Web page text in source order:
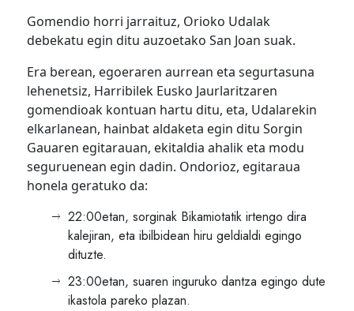
Gomendio horri jarraituz, Orioko Udalak
debekatu egin ditu auzoetako San Joan suak.
Era berean, egoeraren aurrean eta segurtasuna
lehenetsiz, Harribilek Eusko Jaurlaritzaren
gomendioak kontuan hartu ditu, eta, Udalarekin
elkarlanean, hainbat aldaketa egin ditu Sorgin
Gauaren egitarauan, ekitaldia ahalik eta modu
seguruenean egin dadin. Ondorioz, egitaraua
honela geratuko da:
22:00etan, sorginak Bikamiotatik irtengo dira
kalejiran, eta ibilbidean hiru geldialdi egingo
dituzte.
23:00etan, suaren inguruko dantza egingo dute
ikastola pareko plazan.